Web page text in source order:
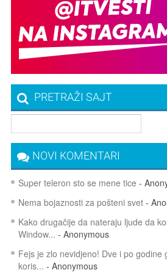
PRETRAŽI SAJT
NOVI KOMENTARI
Super teleron sto se mene tice -
Nema bojaznosti za pošteni svet-
Kako drugačije da nateraju ljude da
Window... - Anonymous
Fejs je zlo nevidjeno! Dve i po godine
koris... - Anonymous